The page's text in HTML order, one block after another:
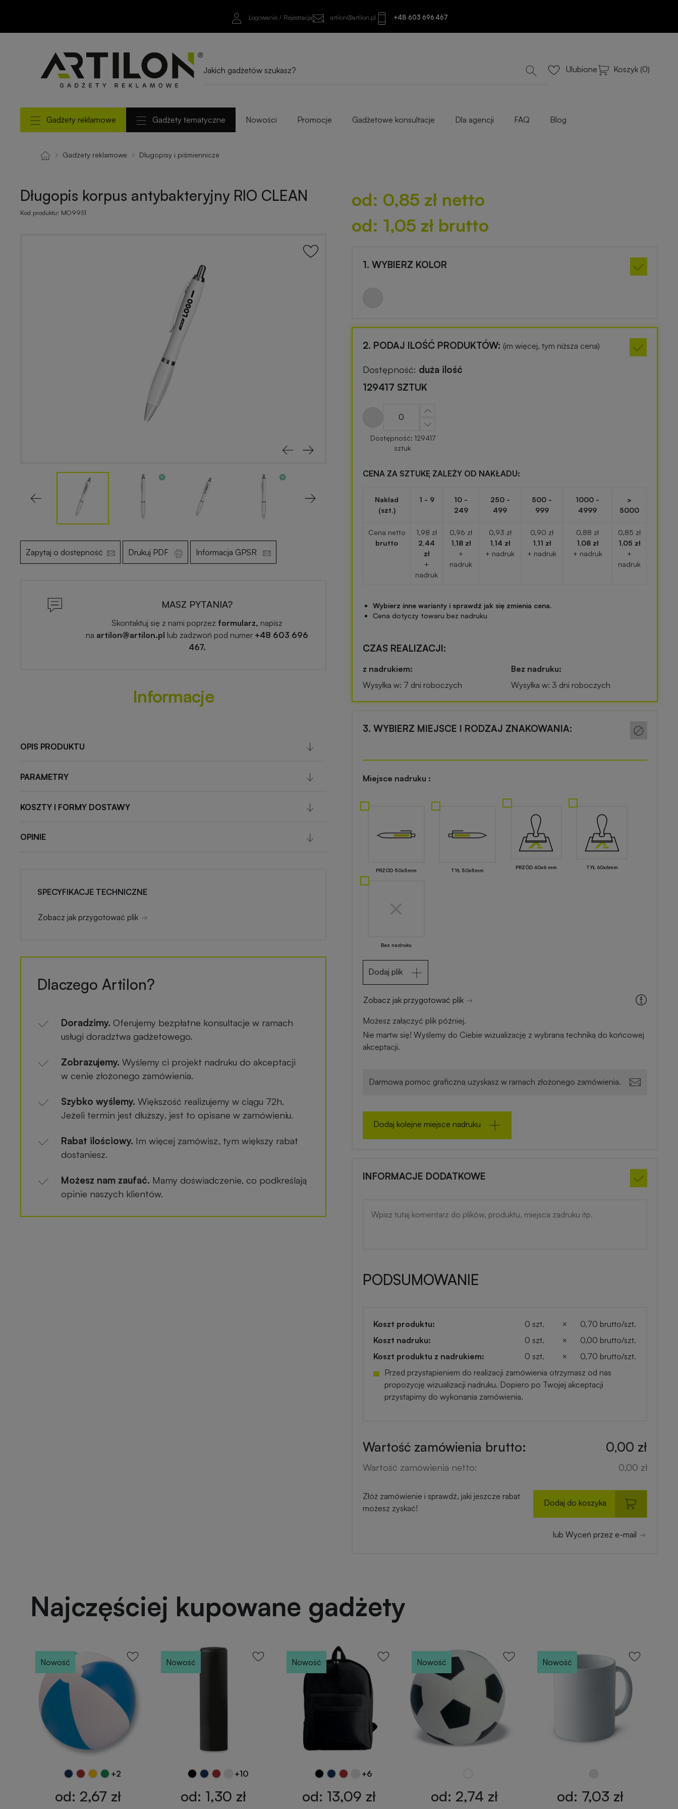
CLEAN
od: 0,85 zł netto
Logowanie / Rejestracja artilon@artilon.pl +48 603 696 467
Ulubione Koszyk (0)
Gadżety reklamowe Gadżety tematyczne Nowości Promocje Gadżetowe konsultacje Dla agencji FAQ Blog
Gadżety reklamowe Długopisy i piśmiennicze
Długopis korpus antybakteryjny RIO CLEAN
Kod produktu: MO9951
Next
Zapytaj o dostępność Drukuj PDF Informacja GPSR
MASZ PYTANIA?
Skontaktuj się z nami poprzez formularz, napisz
na artilon@artilon.pl lub zadzwoń pod numer +48 603 696
467.
Informacje
OPIS PRODUKTU
PARAMETRY
KOSZTY I FORMY DOSTAWY
OPINIE
SPECYFIKACJE TECHNICZNE
Zobacz jak przygotować plik
Dlaczego Artilon?
Doradzimy. Oferujemy bezpłatne konsultacje w ramach
usługi doradztwa gadżetowego.
Zobrazujemy. Wyślemy ci projekt nadruku do akceptacji
w cenie złożonego zamówienia.
Szybko wyślemy. Większość realizujemy w ciągu 72h.
Jeżeli termin jest dłuższy, jest to opisane w zamówieniu.
Rabat ilościowy. Im więcej zamówisz, tym większy rabat
dostaniesz.
Możesz nam zaufać. Mamy doświadczenie, co podkreślają
opinie naszych klientów.
od: 0,85 zł netto
od: 1,05 zł brutto
1. WYBIERZ KOLOR
2. PODAJ ILOŚĆ PRODUKTÓW: (im więcej, tym niższa cena)
Dostępność: duża ilość
129417 SZTUK
Dostępność: 129417
sztuk
CENA ZA SZTUKĘ ZALEŻY OD NAKŁADU:
Nakład
(szt.)
1 - 9
10 -
249
250 -
499
500 -
999
1000 -
4999
>
5000
Cena netto
brutto
1,98 zł
2,44
zł
+
nadruk
0,96 zł
1,18 zł
+
nadruk
0,93 zł
1,14 zł
+ nadruk
0,90 zł
1,11 zł
+ nadruk
0,88 zł
1,08 zł
+ nadruk
0,85 zł
1,05 zł
+
nadruk
Wybierz inne warianty i sprawdź jak się zmienia cena.
Cena dotyczy towaru bez nadruku
CZAS REALIZACJI:
z nadrukiem:
Wysyłka w: 7 dni roboczych
Bez nadruku:
Wysyłka w: 3 dni roboczych
3. WYBIERZ MIEJSCE I RODZAJ ZNAKOWANIA:
Miejsce nadruku :
PRZÓD 50x5mm TYŁ 50x5mm PRZÓD 60x6 mm TYŁ 60x6mm
Bez nadruku
Dodaj plik
Zobacz jak przygotować plik
Możesz załączyć plik później.
Nie martw się! Wyślemy do Ciebie wizualizację z wybraną techniką do końcowej
akceptacji.
Darmową pomoc graficzną uzyskasz w ramach złożonego zamówienia.
Dodaj kolejne miejsce nadruku
INFORMACJE DODATKOWE
PODSUMOWANIE
Koszt produktu: 0 szt. ×
0,70 brutto/szt.
Koszt nadruku:
0 szt. ×
0,00 brutto/szt.
Koszt produktu z nadrukiem:
0 szt. ×
0,70 brutto/szt.
Przed przystąpieniem do realizacji zamówienia otrzymasz od nas
propozycję wizualizacji nadruku. Dopiero po Twojej akceptacji
przystąpimy do wykonania zamówienia.
Wartość zamówienia brutto: 0,00 zł
Wartość zamówienia netto: 0,00 zł
Złóż zamówienie i sprawdź, jaki jeszcze rabat
możesz zyskać!
Dodaj do koszyka
lub Wyceń przez e-mail
Najczęściej kupowane gadżety
Nowość
+2
od: 2,67 zł
Nowość
+10
od: 1,30 zł
Nowość
+6
od: 13,09 zł
Nowość
od: 2,74 zł
Nowość
od: 7,03 zł